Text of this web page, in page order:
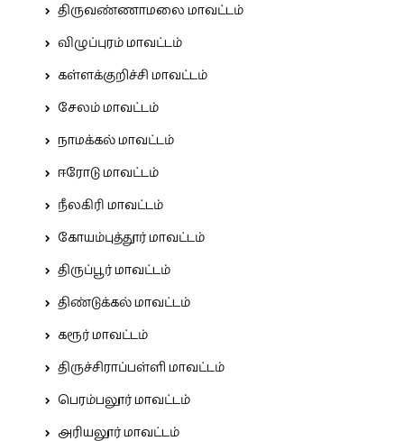
திருவண்ணாமலை மாவட்டம்
விழுப்புரம் மாவட்டம்
கள்ளக்குறிச்சி மாவட்டம்
சேலம் மாவட்டம்
நாமக்கல் மாவட்டம்
ஈரோடு மாவட்டம்
நீலகிரி மாவட்டம்
கோயம்புத்தூர் மாவட்டம்
திருப்பூர் மாவட்டம்
திண்டுக்கல் மாவட்டம்
கரூர் மாவட்டம்
திருச்சிராப்பள்ளி மாவட்டம்
பெரம்பலூர் மாவட்டம்
அரியலூர் மாவட்டம்